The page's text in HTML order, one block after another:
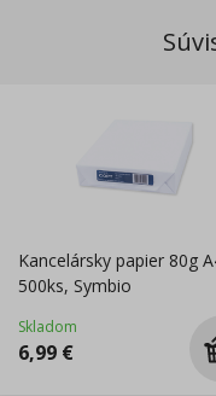
Kancelársky papier 80g
500ks, Symbio
Skladom
6,99 €